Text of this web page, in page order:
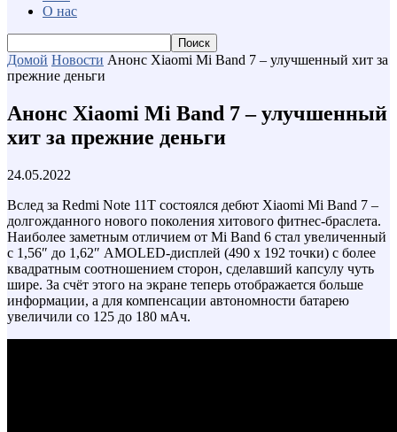
О нас
Домой Новости Анонс Xiaomi Mi Band 7 – улучшенный хит за
прежние деньги
Анонс Xiaomi Mi Band 7 – улучшенный
хит за прежние деньги
24.05.2022
Вслед за Redmi Note 11T состоялся дебют Xiaomi Mi Band 7 –
долгожданного нового поколения хитового фитнес-браслета.
Наиболее заметным отличием от Mi Band 6 стал увеличенный
с 1,56″ до 1,62″ AMOLED-дисплей (490 x 192 точки) с более
квадратным соотношением сторон, сделавший капсулу чуть
шире. За счёт этого на экране теперь отображается больше
информации, а для компенсации автономности батарею
увеличили со 125 до 180 мАч.